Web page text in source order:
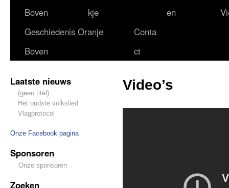
Boven
kje
en
Geschiedenis Oranje
Boven
Conta
ct
Laatste nieuws
(geen titel)
Het oudste volkslied
Vlagprotocol
Onze Facebook pagina
Sponsoren
Onze sponsoren
Zoeken
Video’s